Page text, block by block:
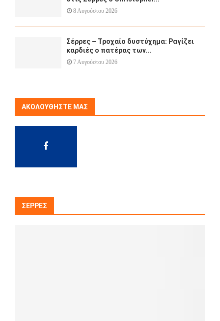
8 Αυγούστου 2026
Σέρρες – Τροχαίο δυστύχημα: Ραγίζει
καρδιές ο πατέρας των...
7 Αυγούστου 2026
ΑΚΟΛΟΥΘΉΣΤΕ ΜΑΣ
ΣΈΡΡΕΣ